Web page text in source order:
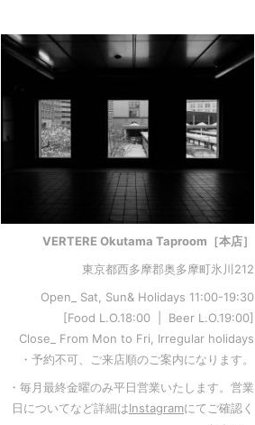
VERTERE Okutama Taproom［本店］
東京都西多摩郡奥多摩町氷川212
Open_ Sat, Sun& Holidays 11:00-19:30
[Food L.O.18:00 | Beer L.O.19:00]
Close_ From Mon to Fri, Irregular holidays
・予約不可、ご来店順のご案内になります。
・毎月最終金曜のみ平日営業いたします。営業
日についてなど詳細はInstagramにてご確認く